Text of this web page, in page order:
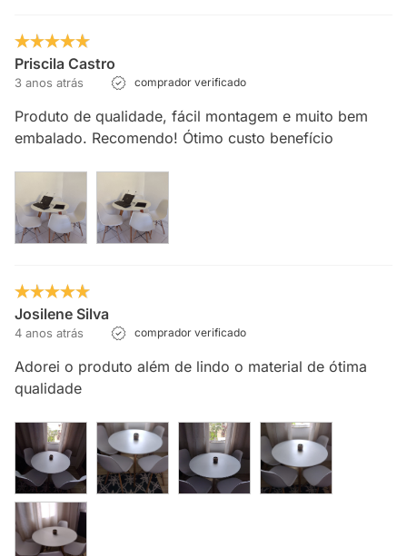
Priscila Castro
3 anos atrás comprador verificado
Produto de qualidade, fácil montagem e muito bem
embalado. Recomendo! Ótimo custo benefício
Josilene Silva
4 anos atrás comprador verificado
Adorei o produto além de lindo o material de ótima
qualidade